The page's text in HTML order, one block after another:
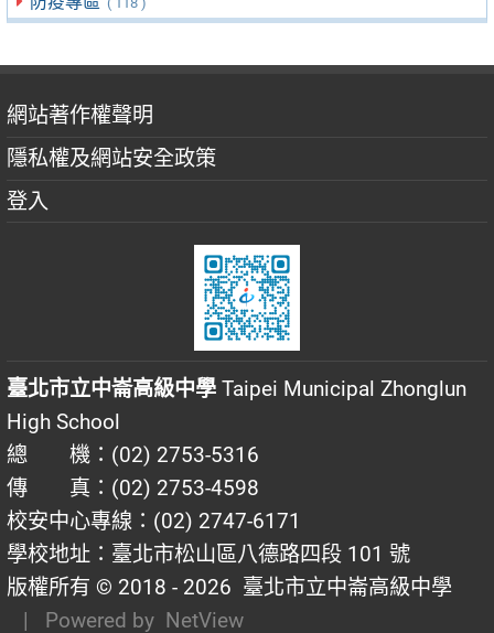
網站著作權聲明
隱私權及網站安全政策
登入
臺北市立中崙高級中學 Taipei Municipal Zhonglun
High School
總 機：(02) 2753-5316
傳 真：(02) 2753-4598
校安中心專線：(02) 2747-6171
學校地址：臺北市松山區八德路四段 101 號
版權所有 © 2018 - 2026 臺北市立中崙高級中學
| Powered by NetView